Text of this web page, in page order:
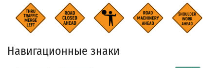
Навигационные знаки